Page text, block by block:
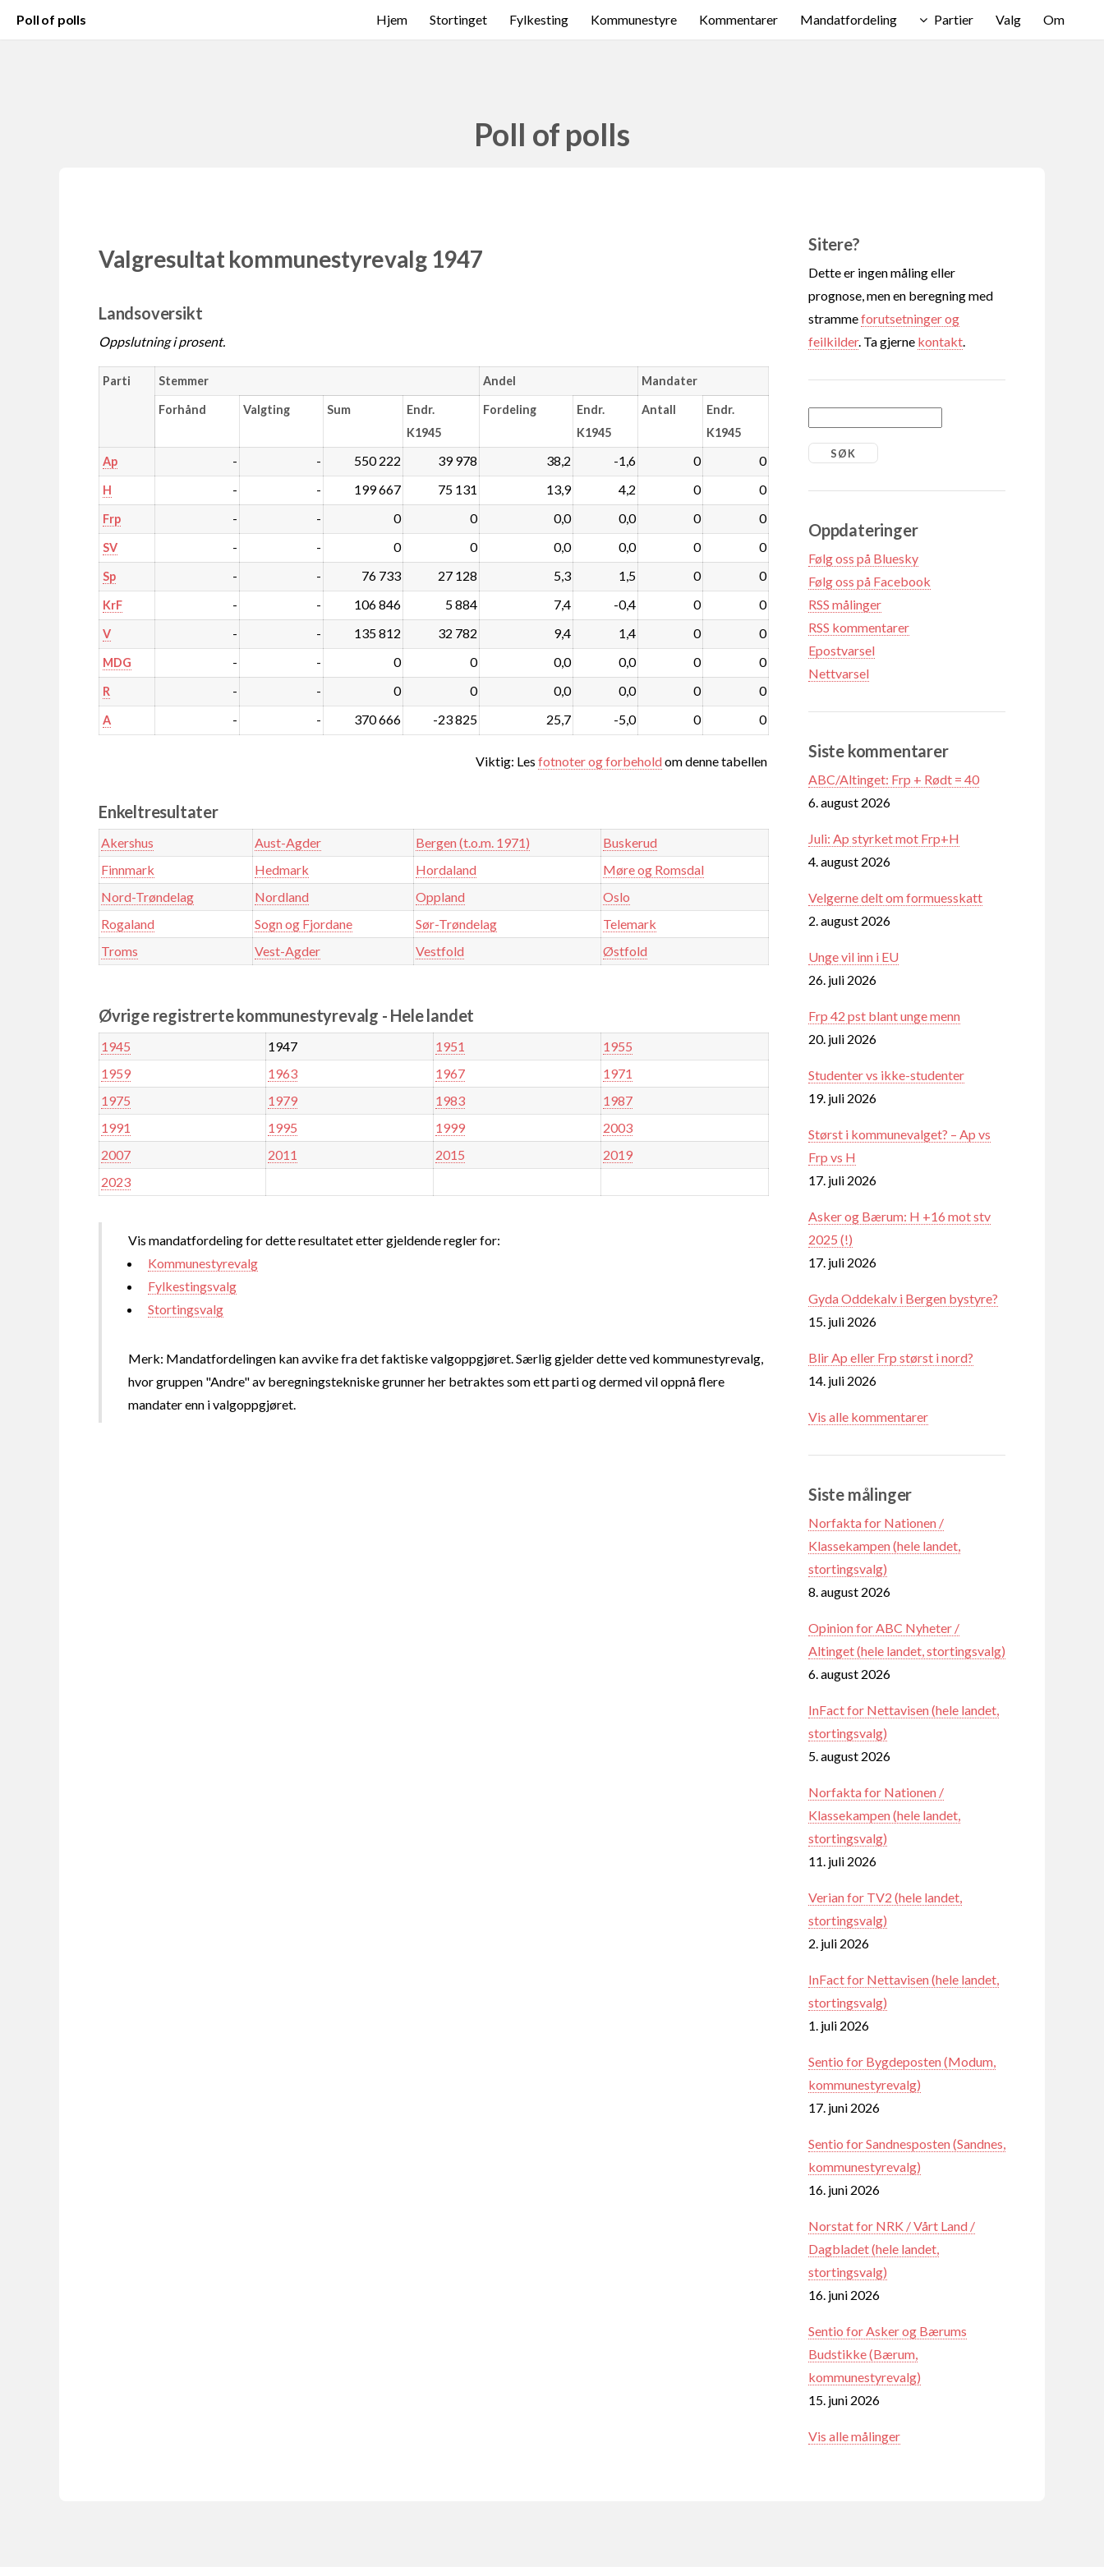
Poll of polls Hjem Stortinget Fylkesting Kommunestyre Kommentarer Mandatfordeling Partier Valg Om
Poll of polls
Valgresultat kommunestyrevalg 1947
Landsoversikt
Oppslutning i prosent.
Parti Stemmer Andel Mandater
Forhånd Valgting Sum
Endr.
K1945
Fordeling
Endr.
K1945
Antall
Endr.
K1945
Ap - - 550 222 39 978 38,2 -1,6 0 0
H - - 199 667 75 131 13,9 4,2 0 0
Frp - - 0 0 0,0 0,0 0 0
SV - - 0 0 0,0 0,0 0 0
Sp - - 76 733 27 128 5,3 1,5 0 0
KrF - - 106 846 5 884 7,4 -0,4 0 0
V - - 135 812 32 782 9,4 1,4 0 0
MDG - - 0 0 0,0 0,0 0 0
R - - 0 0 0,0 0,0 0 0
A - - 370 666 -23 825 25,7 -5,0 0 0
Viktig: Les fotnoter og forbeholdom denne tabellen
Enkeltresultater
Akershus Aust-Agder Bergen (t.o.m. 1971)
Buskerud
Finnmark
Hedmark Hordaland
Møre og Romsdal
Nord-Trøndelag
Nordland Oppland
Oslo
Rogaland
Sogn og Fjordane Sør-Trøndelag
Telemark
Troms
Vest-Agder Vestfold Østfold
Øvrige registrerte kommunestyrevalg - Hele landet
1945 1947 1951
1955
1959
1963 1967
1971
1975
1979 1983
1987
1991
1995 1999
2003
2007
2011 2015
2019
2023
Vis mandatfordeling for dette resultatet etter gjeldende regler for:
Kommunestyrevalg
Fylkestingsvalg
Stortingsvalg
Merk: Mandatfordelingen kan avvike fra det faktiske valgoppgjøret. Særlig gjelder dette ved kommunestyrevalg,
hvor gruppen "Andre" av beregningstekniske grunner her betraktes som ett parti og dermed vil oppnå flere
mandater enn i valgoppgjøret.
Sitere?
Dette er ingen måling eller
prognose, men en beregning med
strammeforutsetninger og
feilkilder. Ta gjerne kontakt
Oppdateringer
Følg oss på Bluesky
Følg oss på Facebook
RSS målinger
RSS kommentarer
Epostvarsel
Nettvarsel
Siste kommentarer
ABC/Altinget: Frp + Rødt = 40
6. august 2026
Juli: Ap styrket mot Frp+H
4. august 2026
Velgerne delt om formuesskatt
2. august 2026
Unge vil inn i EU
26. juli 2026
Frp 42 pst blant unge menn
20. juli 2026
Studenter vs ikke-studenter
19. juli 2026
Størst i kommunevalget? – Ap vs
Frp vs H
17. juli 2026
Asker og Bærum: H +16 mot stv
2025 (!)
17. juli 2026
Gyda Oddekalv i Bergen bystyre?
15. juli 2026
Blir Ap eller Frp størst i nord?
14. juli 2026
Vis alle kommentarer
Siste målinger
Norfakta for Nationen /
Klassekampen (hele landet,
stortingsvalg)
8. august 2026
Opinion for ABC Nyheter /
Altinget (hele landet, stortingsvalg)
6. august 2026
InFact for Nettavisen (hele landet,
stortingsvalg)
5. august 2026
Norfakta for Nationen /
Klassekampen (hele landet,
stortingsvalg)
11. juli 2026
Verian for TV2 (hele landet,
stortingsvalg)
2. juli 2026
InFact for Nettavisen (hele landet,
stortingsvalg)
1. juli 2026
Sentio for Bygdeposten (Modum,
kommunestyrevalg)
17. juni 2026
Sentio for Sandnesposten (Sandnes,
kommunestyrevalg)
16. juni 2026
Norstat for NRK / Vårt Land /
Dagbladet (hele landet,
stortingsvalg)
16. juni 2026
Sentio for Asker og Bærums
Budstikke (Bærum,
kommunestyrevalg)
15. juni 2026
Vis alle målinger